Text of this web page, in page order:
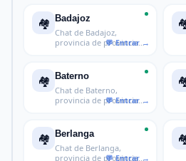
🏘️ Badajoz
Chat de Badajoz,
provincia de provincia
🏘️ Baterno
Chat de Baterno,
provincia de provincia
🏘️ Berlanga
Chat de Berlanga,
provincia de provincia